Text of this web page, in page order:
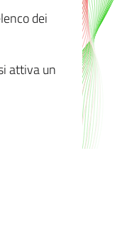
dei
attiva un